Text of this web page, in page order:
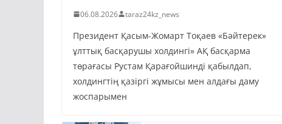
06.08.2026 taraz24kz_news
Президент Қасым-Жомарт Тоқаев «Бәйтерек»
ұлттық басқарушы холдингі» АҚ басқарма
төрағасы Рустам Қарағойшинді қабылдап,
холдингтің қазіргі жұмысы мен алдағы даму
жоспарымен